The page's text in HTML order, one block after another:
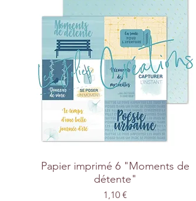
Papier imprimé 6 "Moments de
détente"
Prix
1,10 €